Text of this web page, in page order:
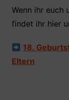
Wenn ihr euch
findet ihr hier
18.
Eltern